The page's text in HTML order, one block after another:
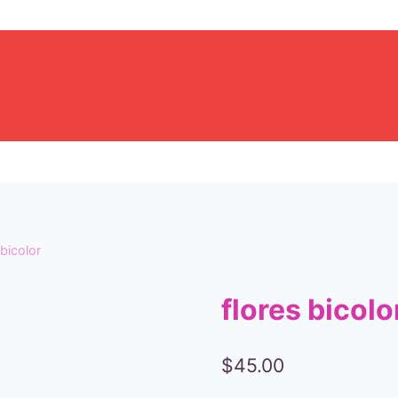
flores
$45.00